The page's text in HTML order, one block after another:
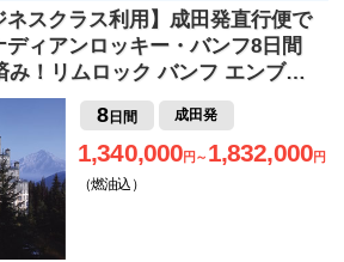
ネスクラス利用】成田発直行便で
ィアンロッキー・バンフ8日間
み！リムロック バンフ エンブ…
8日間 成田発
1,340,000円～ 1,832,000円
（燃油込）